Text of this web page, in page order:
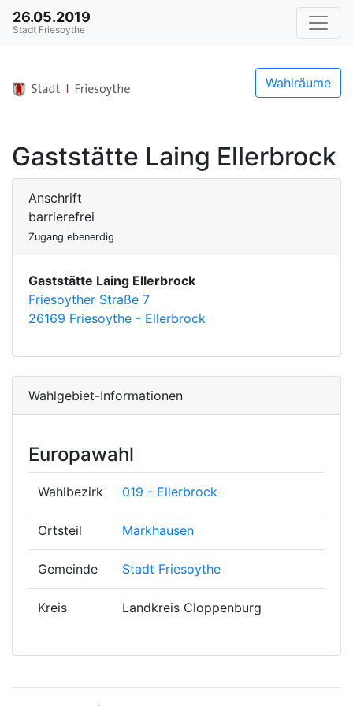
26.05.2019
Stadt Friesoythe
Wahlräume
Gaststätte Laing Ellerbrock
Anschrift
barrierefrei
Zugang ebenerdig
Gaststätte Laing Ellerbrock
Friesoyther Straße 7
26169 Friesoythe - Ellerbrock
Wahlgebiet-Informationen
Europawahl
Wahlbezirk 019 - Ellerbrock
Ortsteil Markhausen
Gemeinde Stadt Friesoythe
Kreis Landkreis Cloppenburg